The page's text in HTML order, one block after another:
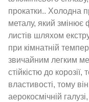
прокатки.. Холодна
металу, який змінює
листів шляхом
при кімнатній
звичайним легким
стійкістю до корозії,
властивості, тому
аерокосмічній